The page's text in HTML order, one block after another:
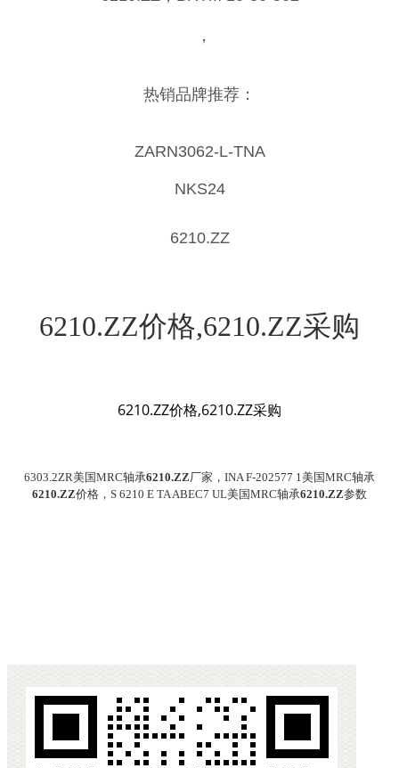
，
热销品牌推荐：
ZARN3062-L-TNA
NKS24
6210.ZZ
6210.ZZ价格,6210.ZZ采购
6210.ZZ价格,6210.ZZ采购
6303.2ZR美国MRC轴承6210.ZZ厂家，INA F-202577 1美国MRC轴承
6210.ZZ价格，S 6210 E TA ABEC7 UL美国MRC轴承6210.ZZ参数